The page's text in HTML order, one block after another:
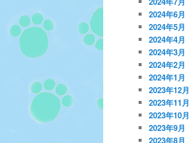
2024年6月
2024年5月
2024年4月
2024年3月
2024年2月
2024年1月
2023年12月
2023年11月
2023年10月
2023年9月
2023年8月